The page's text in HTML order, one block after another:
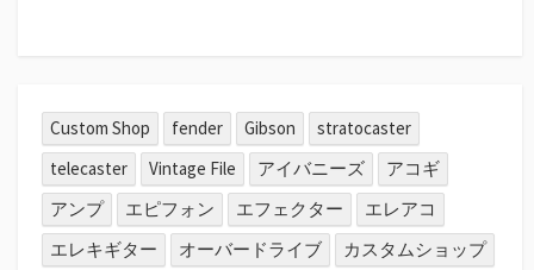
Custom Shop fender Gibson
stratocaster
telecaster
Vintage File アイバニーズ
アコギ
アンプ
エピフォン エフェクター
エレアコ
エレキギター
オーバードライブ
カスタムショップ